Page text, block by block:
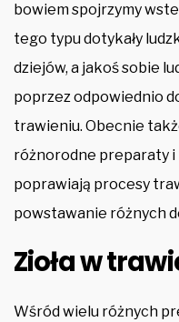
bowiem spojrzymy
tego typu dotykały
dziejów, a jakoś sobie
poprzez odpowiednio
trawieniu. Obecnie
różnorodne preparaty i
poprawiają procesy
powstawanie różnych
Zioła w
Wśród wielu różnych